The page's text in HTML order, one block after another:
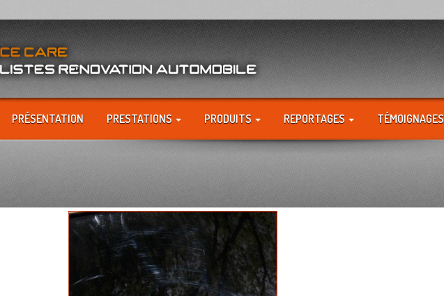
PRÉSENTATION PRESTATIONS PRODUITS REPORTAGES TÉMOIGNAGES